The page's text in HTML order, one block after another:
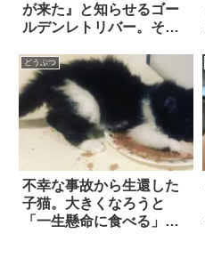
が来た』と知らせるゴー
ルデンレトリバー。そし
と…？
どうぶつ
不幸な事故から生還した
子猫。大きくなろうと
「一生懸命に食べる」あ